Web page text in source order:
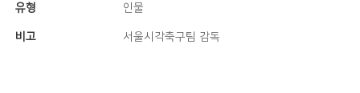
유형 인물
비고 서울시각축구팀 감독